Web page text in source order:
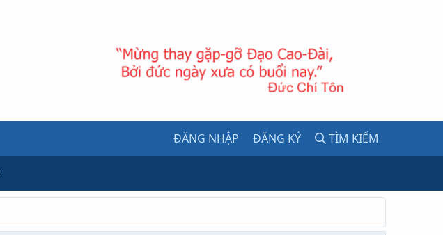
ĐĂNG NHẬP ĐĂNG KÝ TÌM KIẾM